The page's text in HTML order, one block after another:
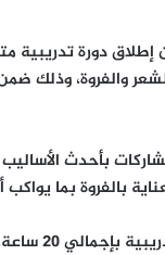
إطلاق دورة
والفروة، وذلك ضمن
بأحدث
بالفروة بما